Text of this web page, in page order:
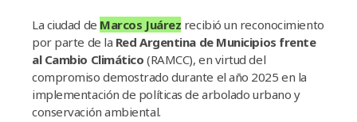
La ciudad de Marcos Juárez recibió un reconocimiento
por parte de la Red Argentina de Municipios frente
al Cambio Climático (RAMCC), en virtud del
compromiso demostrado durante el año 2025 en la
implementación de políticas de arbolado urbano y
conservación ambiental.